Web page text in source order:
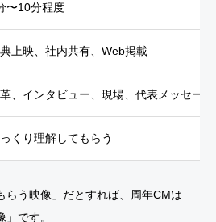
〜10分程度
上映、社内共有、Web掲載
、インタビュー、現場、代表メッセージ
くり理解してもらう
らう映像」だとすれば、周年CMは
」です。